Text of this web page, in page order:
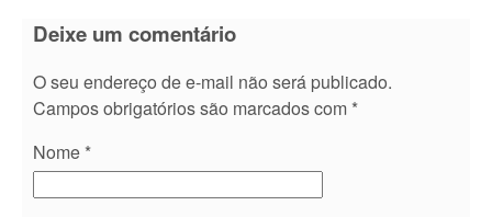
Deixe um comentário
O seu endereço de e-mail não será publicado.
Campos obrigatórios são marcados com *
Nome *